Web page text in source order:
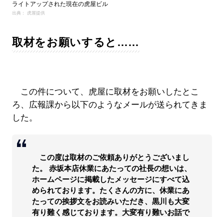
ライトアップされた現在の虎屋ビル
出典： 虎屋提供
取材をお願いすると……
この件について、虎屋に取材をお願いしたとこ
ろ、広報課から以下のようなメールが送られてきま
した。
この度は取材のご依頼ありがとうございまし
た。 赤坂本店休業にあたっての社長の想いは、
ホームページに掲載したメッセージにすべて込
められております。たくさんの方に、休業にあ
たっての挨拶文をお読みいただき、黒川も大変
有り難く感じております。大変有り難いお話で